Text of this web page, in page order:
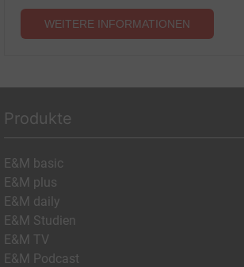
WEITERE INFORMATIONEN
Produkte
E&M basic
E&M plus
E&M daily
E&M Studien
E&M TV
E&M Podcast